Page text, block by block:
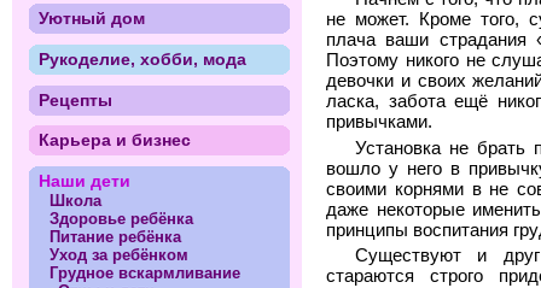
не может. Кроме того,
плача ваши страдания
Поэтому никого не
девочки и своих
ласка, забота ещё
привычками.
Установка не брать
вошло у него в
своими корнями в не
даже некоторые
принципы воспитания
Существуют и
стараются строго
Уютный дом
Рукоделие, хобби, мода
Рецепты
Карьера и бизнес
Наши дети
Школа
Здоровье ребёнка
Питание ребёнка
Уход за ребёнком
Грудное вскармливание